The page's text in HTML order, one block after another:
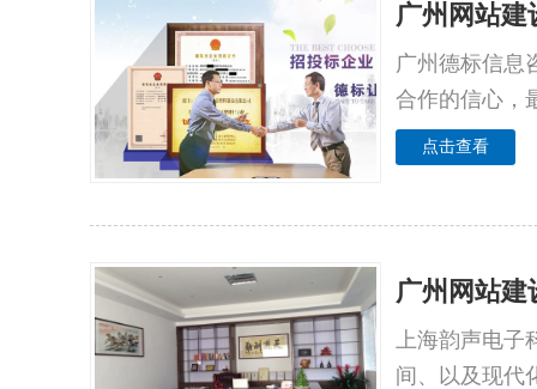
广州网站建
广州德标信息
合作的信心，
点击查看
广州网站建
上海韵声电子
间、以及现代